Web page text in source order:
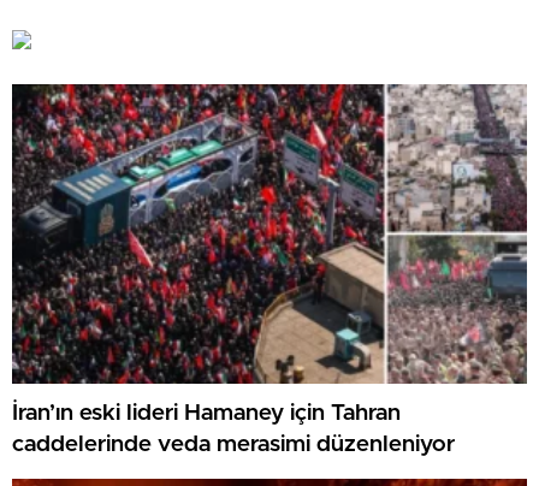
İran’ın eski lideri Hamaney için Tahran
caddelerinde veda merasimi düzenleniyor